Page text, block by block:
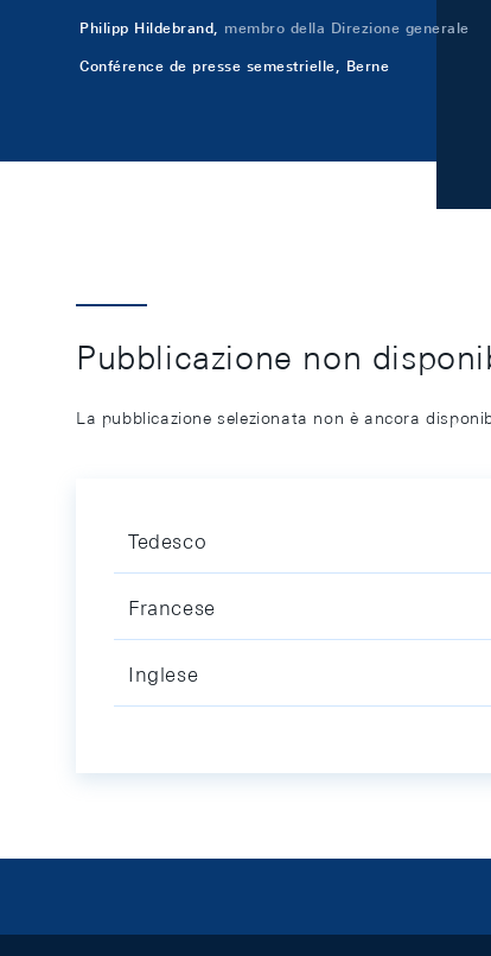
Philipp Hildebrand, membro della Direzione generale
Conférence de presse semestrielle, Berne
Pubblicazione non
La pubblicazione selezionata non è ancora
Tedesco
Francese
Inglese